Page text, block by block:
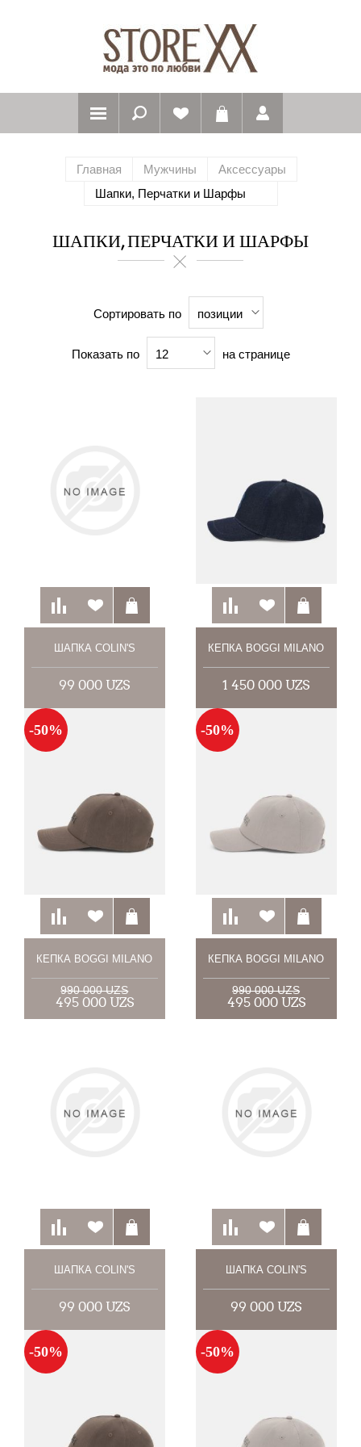
Главная Мужчины
Аксессуары
Шапки, Перчатки и Шарфы
ШАПКИ, ПЕРЧАТКИ И ШАРФЫ
Сортировать по позиции
Показать по 12 на странице
ШАПКА COLIN'S
99 000 UZS
КЕПКА BOGGI MILANO
1 450 000 UZS
-50%
КЕПКА BOGGI MILANO
990 000 UZS
495 000 UZS
-50%
КЕПКА BOGGI MILANO
990 000 UZS
495 000 UZS
ШАПКА COLIN'S
99 000 UZS
ШАПКА COLIN'S
99 000 UZS
-50% -50%